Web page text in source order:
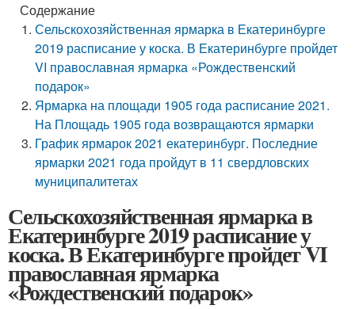
Содержание
Сельскохозяйственная ярмарка в Екатеринбурге
2019 расписание у коска. В Екатеринбурге пройдет
VI православная ярмарка «Рождественский
подарок»
Ярмарка на площади 1905 года расписание 2021.
На Площадь 1905 года возвращаются ярмарки
График ярмарок 2021 екатеринбург. Последние
ярмарки 2021 года пройдут в 11 свердловских
муниципалитетах
Сельскохозяйственная ярмарка в
Екатеринбурге 2019 расписание у
коска. В Екатеринбурге пройдет VI
православная ярмарка
«Рождественский подарок»